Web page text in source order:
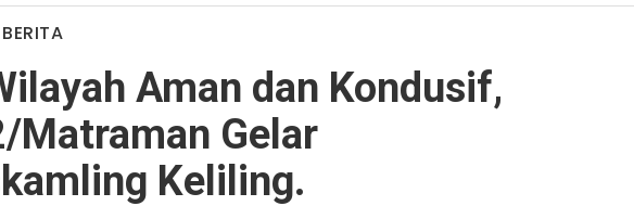
BERITA
Aman dan Kondusif,
Matraman Gelar
Keliling.